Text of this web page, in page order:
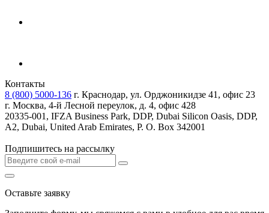
Контакты
8 (800) 5000-136 г. Краснодар, ул. Орджоникидзе 41, офис 23
г. Москва, 4-й Лесной переулок, д. 4, офис 428
20335-001, IFZA Business Park, DDP, Dubai Silicon Oasis, DDP,
A2, Dubai, United Arab Emirates, P. O. Box 342001
Подпишитесь на рассылку
Оставьте заявку